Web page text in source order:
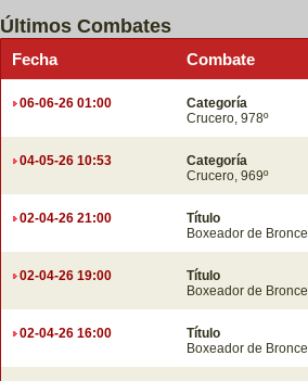
Últimos Combates
Fecha Combate
06-06-26 01:00
Categoría
Crucero, 978º
04-05-26 10:53
Categoría
Crucero, 969º
02-04-26 21:00
Título
Boxeador de Bronce
02-04-26 19:00
Título
Boxeador de Bronce
02-04-26 16:00
Título
Boxeador de Bronce